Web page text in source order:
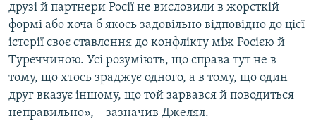
друзі й партнери Росії не висловили в жорсткій
формі або хоча б якось задовільно відповідно до цієї
істерії своє ставлення до конфлікту між Росією й
Туреччиною. Усі розуміють, що справа тут не в
тому, що хтось зраджує одного, а в тому, що один
друг вказує іншому, що той зарвався й поводиться
неправильно», – зазначив Джелял.